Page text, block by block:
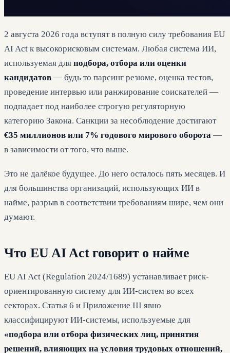
2 августа 2026 года вступят в полную силу требования EU
AI Act к высокорисковым системам. Любая система ИИ,
используемая для подбора, отбора или оценки
кандидатов — будь то парсинг резюме, оценка тестов,
проведение интервью или ранжирование соискателей —
подпадает под наиболее строгую регуляторную
категорию Закона. Санкции за несоблюдение достигают
€35 миллионов или 7% годового мирового оборота —
в зависимости от того, что выше.
Это не далёкое будущее. До него осталось пять месяцев. И
для большинства организаций, использующих ИИ в
найме, разрыв в соответствии требованиям шире, чем они
думают.
Что EU AI Act говорит о найме
EU AI Act (Regulation 2024/1689) устанавливает риск-
ориентированную систему для ИИ-систем во всех
секторах. Статья 6 и Приложение III явно
классифицируют ИИ-системы, используемые для
«подбора или отбора физических лиц, принятия
решений, влияющих на условия трудовых отношений,